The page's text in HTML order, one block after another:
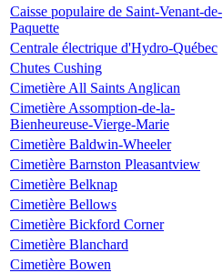
Caisse populaire de Saint-Venant-de-
Paquette
Centrale électrique d'Hydro-Québec
Chutes Cushing
Cimetière All Saints Anglican
Cimetière Assomption-de-la-
Bienheureuse-Vierge-Marie
Cimetière Baldwin-Wheeler
Cimetière Barnston Pleasantview
Cimetière Belknap
Cimetière Bellows
Cimetière Bickford Corner
Cimetière Blanchard
Cimetière Bowen